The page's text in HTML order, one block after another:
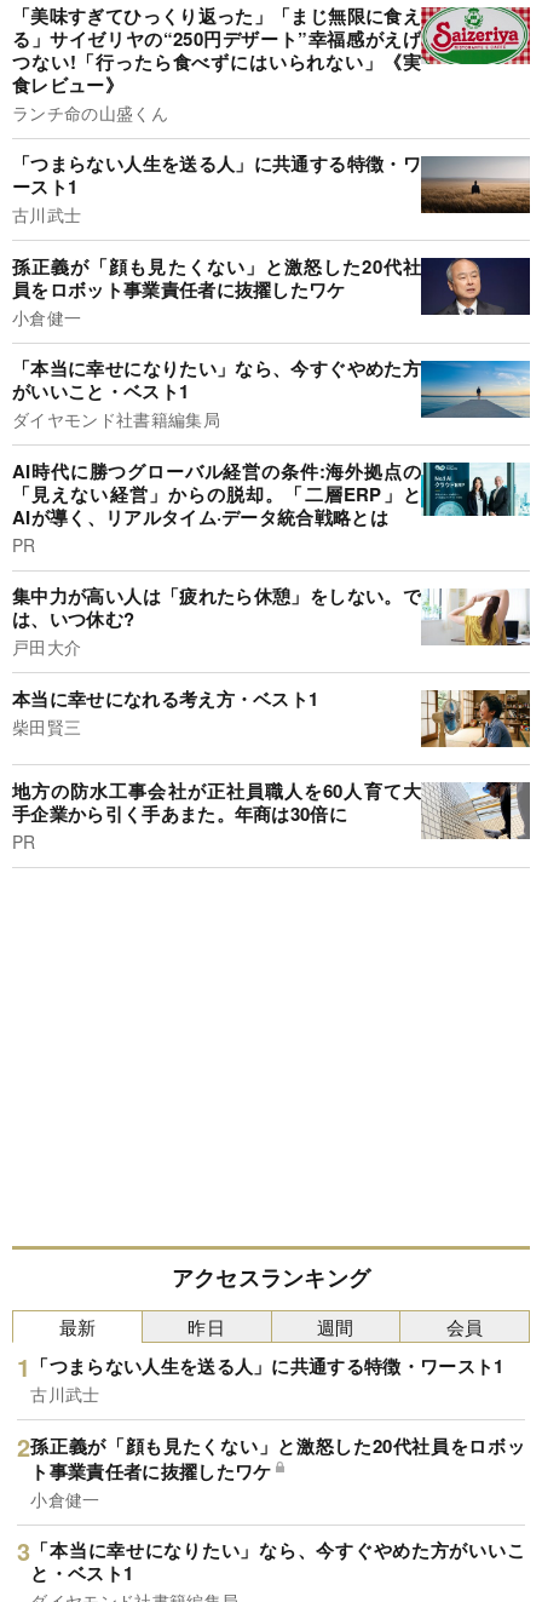
「美味すぎてひっくり返った」「まじ無限に食え
る」サイゼリヤの“250円デザート”幸福感がえげ
つない!「行ったら食べずにはいられない」《実
食レビュー》
ランチ命の山盛くん
「つまらない人生を送る人」に共通する特徴・ワ
ースト1
古川武士
孫正義が「顔も見たくない」と激怒した20代社
員をロボット事業責任者に抜擢したワケ
小倉健一
「本当に幸せになりたい」なら、今すぐやめた方
がいいこと・ベスト1
ダイヤモンド社書籍編集局
AI時代に勝つグローバル経営の条件:海外拠点の
「見えない経営」からの脱却。「二層ERP」と
AIが導く、リアルタイム·データ統合戦略とは
PR
集中力が高い人は「疲れたら休憩」をしない。で
は、いつ休む?
戸田大介
本当に幸せになれる考え方・ベスト1
柴田賢三
地方の防水工事会社が正社員職人を60人育て大
手企業から引く手あまた。年商は30倍に
PR
アクセスランキング
最新
「つまらない人生を送る人」に共通する特徴・ワースト1
古川武士
孫正義が「顔も見たくない」と激怒した20代社員をロボッ
ト事業責任者に抜擢したワケ
小倉健一
「本当に幸せになりたい」なら、今すぐやめた方がいいこ
と・ベスト1
昨日 週間 会員